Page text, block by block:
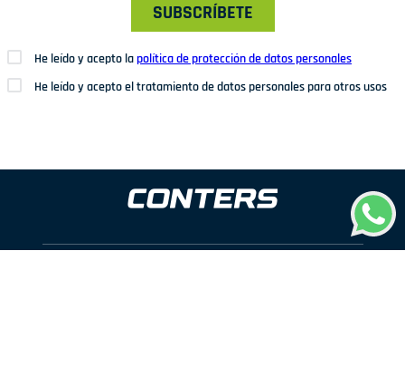
SUBSCRÍBETE
He leído y acepto lapolítica de protección de datos personales
He leído y acepto el tratamiento de datos personales para otros usos